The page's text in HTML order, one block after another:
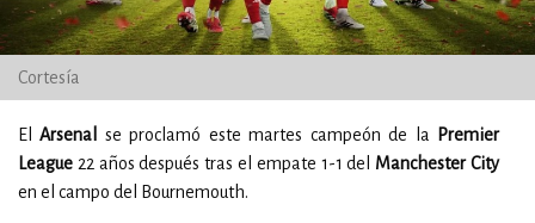
Cortesía
ElArsenal se proclamó este martes campeón de la
Premier
League 22 años después tras el empate 1-1 del Manchester City
en el campo del Bournemouth.